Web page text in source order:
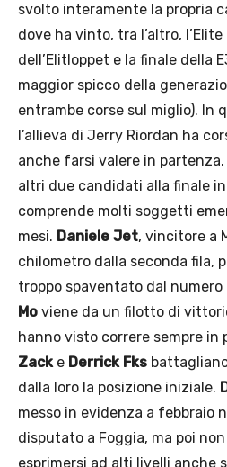
svolto interamente la propria
dove ha vinto, tra l’altro,
dell’Elitloppet e la finale della
maggior spicco della
entrambe corse sul miglio). In
l’allieva di Jerry Riordan ha
anche farsi valere in
altri due candidati alla finale
comprende molti soggetti
mesi. Daniele Jet, vincitore a
chilometro dalla seconda fila,
troppo spaventato dal numero
Mo viene da un filotto di
hanno visto correre sempre in
Zacke Derrick Fks
dalla loro la posizione iniziale.
messo in evidenza a febbraio
disputato a Foggia, ma poi
esprimersi ad alti livelli anche